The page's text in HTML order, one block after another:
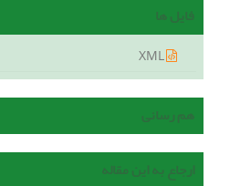
فایل ها
هم رسانی
ارجاع به این مقاله